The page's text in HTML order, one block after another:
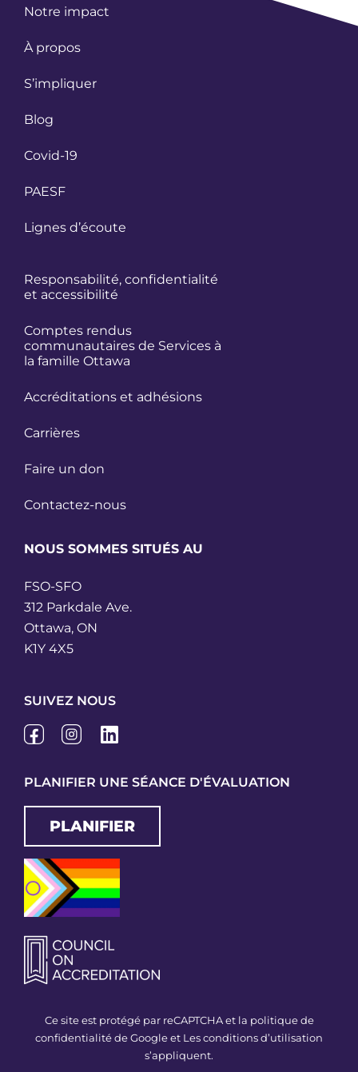
Notre impact
À propos
S’impliquer
Blog
Covid-19
PAESF
Lignes d’écoute
Responsabilité, confidentialité
et accessibilité
Comptes rendus
communautaires de Services à
la famille Ottawa
Accréditations et adhésions
Carrières
Faire un don
Contactez-nous
NOUS SOMMES SITUÉS AU
FSO-SFO
312 Parkdale Ave.
Ottawa, ON
K1Y 4X5
SUIVEZ NOUS
PLANIFIER UNE SÉANCE D'ÉVALUATION
PLANIFIER
Ce site est protégé par reCAPTCHA et la politique de
confidentialité de Google et Les conditions d’utilisation
s’appliquent.